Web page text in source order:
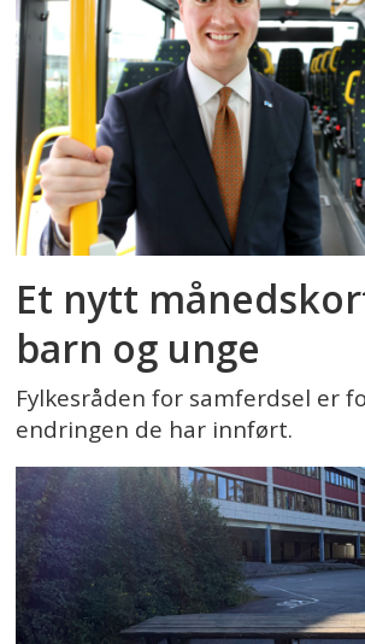
Et nytt
barn og unge
Fylkesråden for samferdsel er
endringen de har innført.